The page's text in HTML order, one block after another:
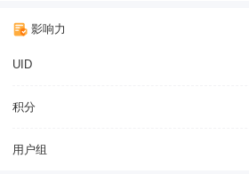
影响力
UID
积分
用户组